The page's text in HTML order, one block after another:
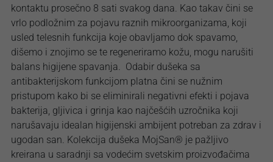
kontaktu prosečno 8 sati svakog dana. Kao takav čini se
vrlo podložnim za pojavu raznih mikroorganizama, koji
usled telesnih funkcija koje obavljamo dok spavamo,
dišemo i znojimo se te regeneriramo kožu, mogu narušiti
balans higijene spavanja. Odabir dušeka sa
antibakterijskom funkcijom platna čini se nužnim
pristupom kako bi se eliminirali negativni efekti i pojava
bakterija, gljivica i grinja kao najčešćih uzročnika koji
narušavaju idealan higijenski ambijent potreban za zdrav i
ugodan san. Kolekcija dušeka MojSan® je pažljivo
kreirana u saradnji sa vodećim svetskim proizvođačima